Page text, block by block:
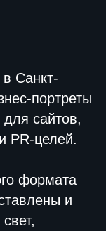
Санкт-
портреты
для сайтов,
PR-целей.
формата
и